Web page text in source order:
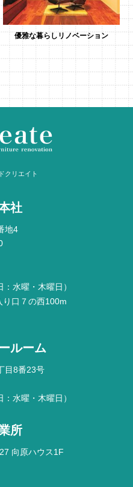
優雅な暮らしリノベーション
クリエイト
社
地4
水曜・木曜日）
り口７の西100m
ルーム
目8番23号
水曜・木曜日）
所
向原ハウス1F